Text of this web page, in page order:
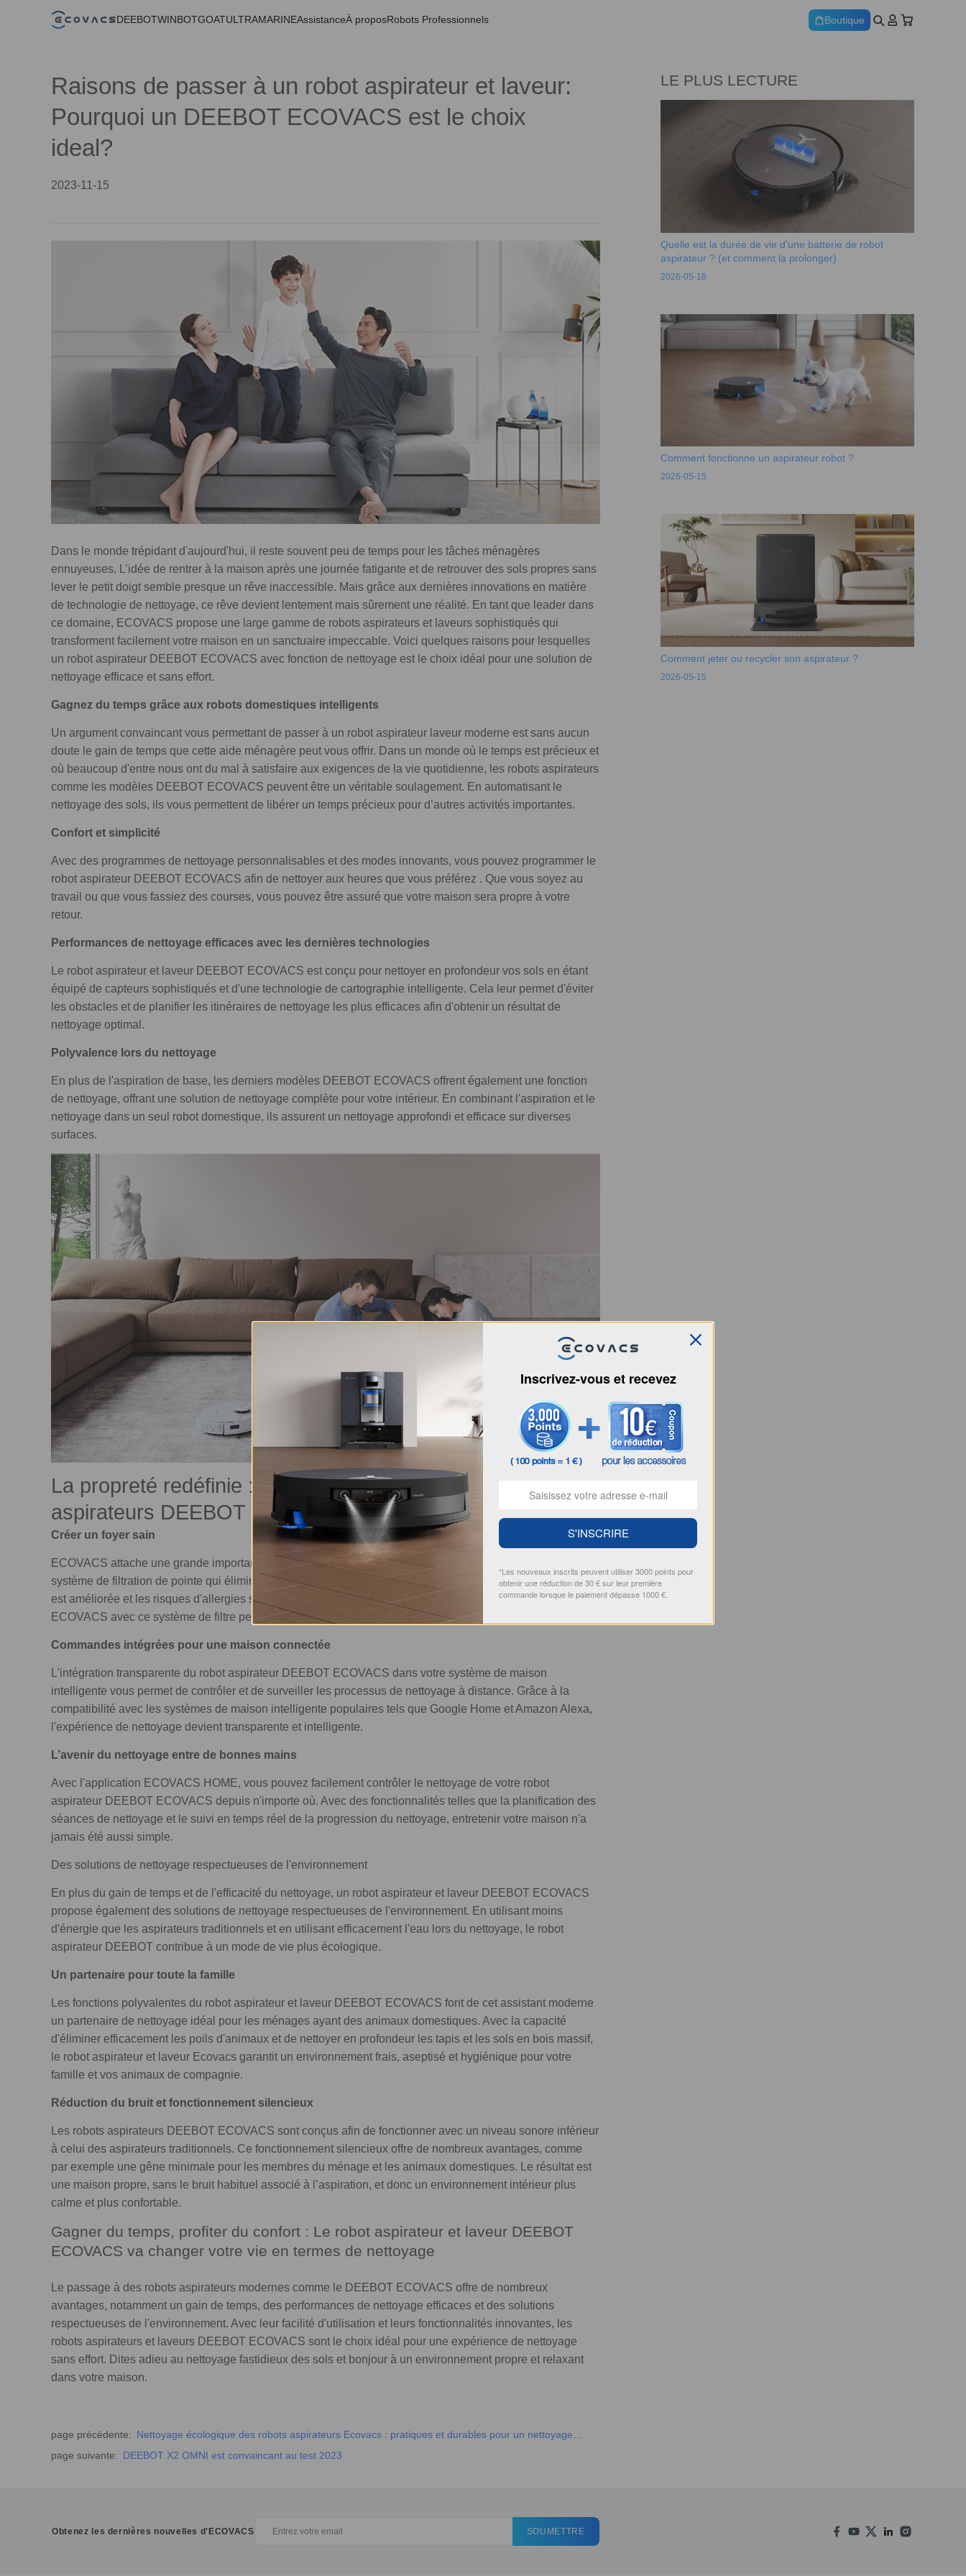
DEEBOTWINBOTGOATULTRAMARINEAssistanceÀ proposRobots Professionnels Boutique
Raisons de passer à un robot aspirateur et laveur:
Pourquoi un DEEBOT ECOVACS est le choix
ideal?
2023-11-15
Dans le monde trépidant d'aujourd'hui, il reste souvent peu de temps pour les tâches ménagères
ennuyeuses. L’idée de rentrer à la maison après une journée fatigante et de retrouver des sols propres sans
lever le petit doigt semble presque un rêve inaccessible. Mais grâce aux dernières innovations en matière
de technologie de nettoyage, ce rêve devient lentement mais sûrement une réalité. En tant que leader dans
ce domaine, ECOVACS propose une large gamme de robots aspirateurs et laveurs sophistiqués qui
transforment facilement votre maison en un sanctuaire impeccable. Voici quelques raisons pour lesquelles
un robot aspirateur DEEBOT ECOVACS avec fonction de nettoyage est le choix idéal pour une solution de
nettoyage efficace et sans effort.
Gagnez du temps grâce aux robots domestiques intelligents
Un argument convaincant vous permettant de passer à un robot aspirateur laveur moderne est sans aucun
doute le gain de temps que cette aide ménagère peut vous offrir. Dans un monde où le temps est précieux et
où beaucoup d'entre nous ont du mal à satisfaire aux exigences de la vie quotidienne, les robots aspirateurs
comme les modèles DEEBOT ECOVACS peuvent être un véritable soulagement. En automatisant le
nettoyage des sols, ils vous permettent de libérer un temps précieux pour d’autres activités importantes.
Confort et simplicité
Avec des programmes de nettoyage personnalisables et des modes innovants, vous pouvez programmer le
robot aspirateur DEEBOT ECOVACS afin de nettoyer aux heures que vous préférez . Que vous soyez au
travail ou que vous fassiez des courses, vous pouvez être assuré que votre maison sera propre à votre
retour.
Performances de nettoyage efficaces avec les dernières technologies
Le robot aspirateur et laveur DEEBOT ECOVACS est conçu pour nettoyer en profondeur vos sols en étant
équipé de capteurs sophistiqués et d'une technologie de cartographie intelligente. Cela leur permet d'éviter
les obstacles et de planifier les itinéraires de nettoyage les plus efficaces afin d'obtenir un résultat de
nettoyage optimal.
Polyvalence lors du nettoyage
En plus de l'aspiration de base, les derniers modèles DEEBOT ECOVACS offrent également une fonction
de nettoyage, offrant une solution de nettoyage complète pour votre intérieur. En combinant l'aspiration et le
nettoyage dans un seul robot domestique, ils assurent un nettoyage approfondi et efficace sur diverses
surfaces.
La propreté redéfinie : Encore plus d'avantages des robots
aspirateurs DEEBOT ECOVACS pour votre intérieur
Créer un foyer sain
ECOVACS attache une grande importance à créer un environnement sain pour votre maison. Grâce à un
système de filtration de pointe qui élimine les poussières microscopiques et les allergènes, la qualité de l'air
est améliorée et les risques d'allergies sont réduits. L'utilisation du robot aspirateur et laveur DEEBOT
ECOVACS avec ce système de filtre peut contribuer à rendre votre environnement intérieur propre.
Commandes intégrées pour une maison connectée
L'intégration transparente du robot aspirateur DEEBOT ECOVACS dans votre système de maison
intelligente vous permet de contrôler et de surveiller les processus de nettoyage à distance. Grâce à la
compatibilité avec les systèmes de maison intelligente populaires tels que Google Home et Amazon Alexa,
l'expérience de nettoyage devient transparente et intelligente.
L’avenir du nettoyage entre de bonnes mains
Avec l'application ECOVACS HOME, vous pouvez facilement contrôler le nettoyage de votre robot
aspirateur DEEBOT ECOVACS depuis n'importe où. Avec des fonctionnalités telles que la planification des
séances de nettoyage et le suivi en temps réel de la progression du nettoyage, entretenir votre maison n'a
jamais été aussi simple.
Des solutions de nettoyage respectueuses de l'environnement
En plus du gain de temps et de l'efficacité du nettoyage, un robot aspirateur et laveur DEEBOT ECOVACS
propose également des solutions de nettoyage respectueuses de l'environnement. En utilisant moins
d'énergie que les aspirateurs traditionnels et en utilisant efficacement l'eau lors du nettoyage, le robot
aspirateur DEEBOT contribue à un mode de vie plus écologique.
Un partenaire pour toute la famille
Les fonctions polyvalentes du robot aspirateur et laveur DEEBOT ECOVACS font de cet assistant moderne
un partenaire de nettoyage idéal pour les ménages ayant des animaux domestiques. Avec la capacité
d'éliminer efficacement les poils d'animaux et de nettoyer en profondeur les tapis et les sols en bois massif,
le robot aspirateur et laveur Ecovacs garantit un environnement frais, aseptisé et hygiénique pour votre
famille et vos animaux de compagnie.
Réduction du bruit et fonctionnement silencieux
Les robots aspirateurs DEEBOT ECOVACS sont conçus afin de fonctionner avec un niveau sonore inférieur
à celui des aspirateurs traditionnels. Ce fonctionnement silencieux offre de nombreux avantages, comme
par exemple une gêne minimale pour les membres du ménage et les animaux domestiques. Le résultat est
une maison propre, sans le bruit habituel associé à l’aspiration, et donc un environnement intérieur plus
calme et plus confortable.
Gagner du temps, profiter du confort : Le robot aspirateur et laveur DEEBOT
ECOVACS va changer votre vie en termes de nettoyage
Le passage à des robots aspirateurs modernes comme le DEEBOT ECOVACS offre de nombreux
avantages, notamment un gain de temps, des performances de nettoyage efficaces et des solutions
respectueuses de l'environnement. Avec leur facilité d'utilisation et leurs fonctionnalités innovantes, les
robots aspirateurs et laveurs DEEBOT ECOVACS sont le choix idéal pour une expérience de nettoyage
sans effort. Dites adieu au nettoyage fastidieux des sols et bonjour à un environnement propre et relaxant
dans votre maison.
page précédente: Nettoyage écologique des robots aspirateurs Ecovacs : pratiques et durables pour un nettoyage
ménager respectueux de l’environnement
page suivante: DEEBOT X2 OMNI est convaincant au test 2023
LE PLUS LECTURE
Quelle est la durée de vie d’une batterie de robot
aspirateur ? (et comment la prolonger)
2026-05-18
Comment fonctionne un aspirateur robot ?
2026-05-15
Comment jeter ou recycler son aspirateur ?
2026-05-15
Obtenez les dernières nouvelles d'ECOVACS SOUMETTRE
Inscrivez-vous et recevez
S'INSCRIRE
*Les nouveaux inscrits peuvent utiliser 3000 points pour
obtenir une réduction de 30 € sur leur première
commande lorsque le paiement dépasse 1000 €.